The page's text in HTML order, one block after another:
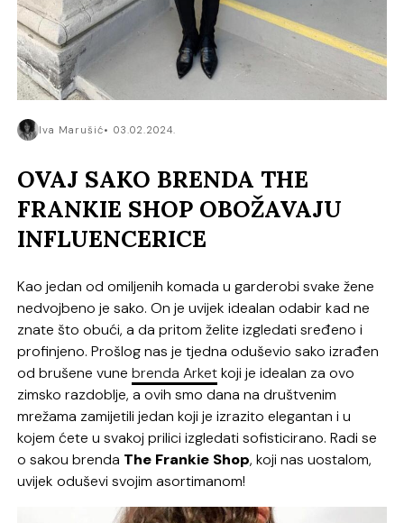
Iva Marušić 03.02.2024.
OVAJ SAKO BRENDA THE
FRANKIE SHOP OBOŽAVAJU
INFLUENCERICE
Kao jedan od omiljenih komada u garderobi svake žene
nedvojbeno je sako. On je uvijek idealan odabir kad ne
znate što obući, a da pritom želite izgledati sređeno i
profinjeno. Prošlog nas je tjedna oduševio sako izrađen
od brušene vunebrenda Arketkoji je idealan za ovo
zimsko razdoblje, a ovih smo dana na društvenim
mrežama zamijetili jedan koji je izrazito elegantan i u
kojem ćete u svakoj prilici izgledati sofisticirano. Radi se
o sakou brenda The Frankie Shop, koji nas uostalom,
uvijek oduševi svojim asortimanom!